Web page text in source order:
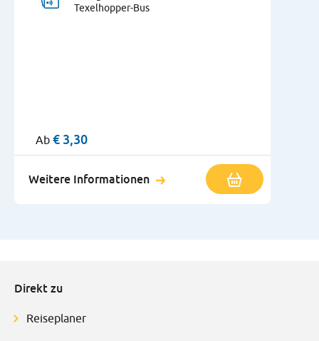
Texelhopper-Bus
Ab € 3,30
Weitere Informationen
Direkt zu
Reiseplaner